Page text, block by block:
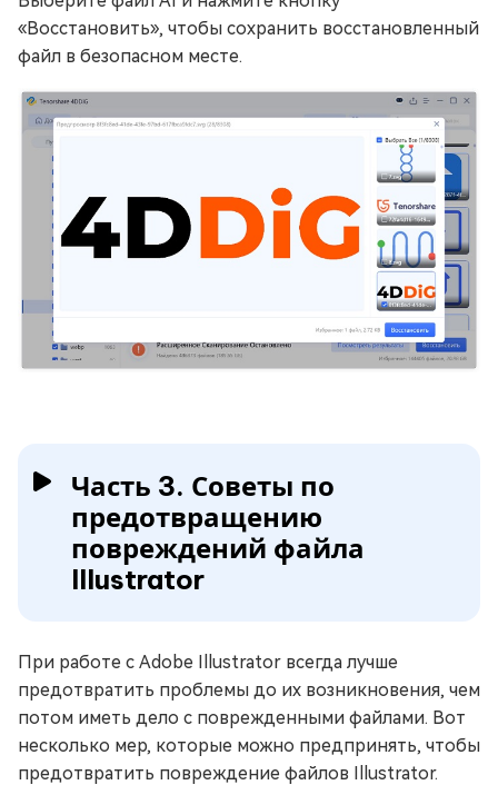
«Восстановить», чтобы сохранить восстановленный
файл в безопасном месте.
Часть 3. Советы по
предотвращению
повреждений файла
Illustrator
При работе с Adobe Illustrator всегда лучше
предотвратить проблемы до их возникновения, чем
потом иметь дело с поврежденными файлами. Вот
несколько мер, которые можно предпринять, чтобы
предотвратить повреждение файлов Illustrator.